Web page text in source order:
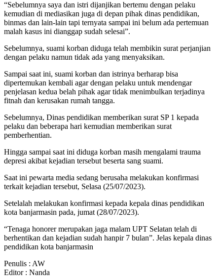
“Sebelumnya saya dan istri dijanjikan bertemu dengan pelaku
kemudian di mediasikan juga di depan pihak dinas pendidikan,
binmas dan lain-lain tapi ternyata sampai ini belum ada pertemuan
malah kasus ini dianggap sudah selesai”.
Sebelumnya, suami korban diduga telah membikin surat perjanjian
dengan pelaku namun tidak ada yang menyaksikan.
Sampai saat ini, suami korban dan istrinya berharap bisa
dipertemukan kembali agar dengan pelaku untuk mendengar
penjelasan kedua belah pihak agar tidak menimbulkan terjadinya
fitnah dan kerusakan rumah tangga.
Sebelumnya, Dinas pendidikan memberikan surat SP 1 kepada
pelaku dan beberapa hari kemudian memberikan surat
pemberhentian.
Hingga sampai saat ini diduga korban masih mengalami trauma
depresi akibat kejadian tersebut beserta sang suami.
Saat ini pewarta media sedang berusaha melakukan konfirmasi
terkait kejadian tersebut, Selasa (25/07/2023).
Setelalah melakukan konfirmasi kepada kepala dinas pendidikan
kota banjarmasin pada, jumat (28/07/2023).
“Tenaga honorer merupakan jaga malam UPT Selatan telah di
berhentikan dan kejadian sudah hanpir 7 bulan”. Jelas kepala dinas
pendidikan kota banjarmasin
Penulis : AW
Editor : Nanda